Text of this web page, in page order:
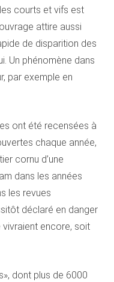
courts et vifs est
attire aussi
de disparition des
Un phénomène dans
par exemple en
ont été recensées à
chaque année,
cornu d’une
dans les années
les revues
déclaré en danger
vivraient encore, soit
dont plus de 6000